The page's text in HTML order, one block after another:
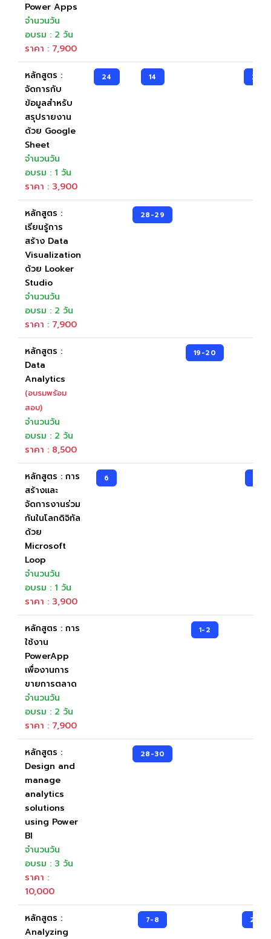
Power Apps
จำนวนวัน
อบรม : 2 วัน
ราคา : 7,900
หลักสูตร :
จัดการกับ
ข้อมูลสำหรับ
สรุปรายงาน
ด้วย Google
Sheet
จำนวนวัน
อบรม : 1 วัน
ราคา : 3,900
24 14 23
หลักสูตร :
เรียนรู้การ
สร้าง Data
Visualization
ด้วย Looker
Studio
จำนวนวัน
อบรม : 2 วัน
ราคา : 7,900
28-29
หลักสูตร :
Data
Analytics
(อบรมพร้อม
สอบ)
จำนวนวัน
อบรม : 2 วัน
ราคา : 8,500
19-20
หลักสูตร : การ
สร้างและ
จัดการงานร่วม
กันในโลกดิจิทัล
ด้วย
Microsoft
Loop
จำนวนวัน
อบรม : 1 วัน
ราคา : 3,900
6
หลักสูตร : การ
ใช้งาน
PowerApp
เพื่องานการ
ขายการตลาด
จำนวนวัน
อบรม : 2 วัน
ราคา : 7,900
1-2
หลักสูตร :
Design and
manage
analytics
solutions
using Power
BI
จำนวนวัน
อบรม : 3 วัน
ราคา :
10,000
28-30
หลักสูตร :
Analyzing
7-8 2-3